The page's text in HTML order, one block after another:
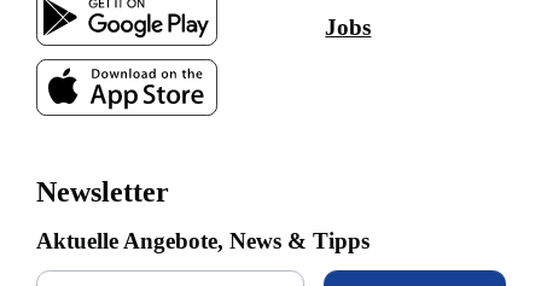
Jobs
Newsletter
Aktuelle Angebote, News & Tipps